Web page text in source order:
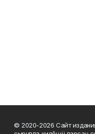
© 2020-2026 Сайт